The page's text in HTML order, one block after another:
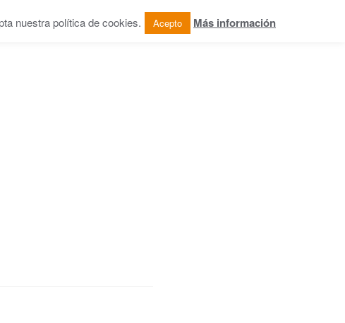
COLABORACIONES CONTACTO
nuestra política de cookies. Acepto Más información